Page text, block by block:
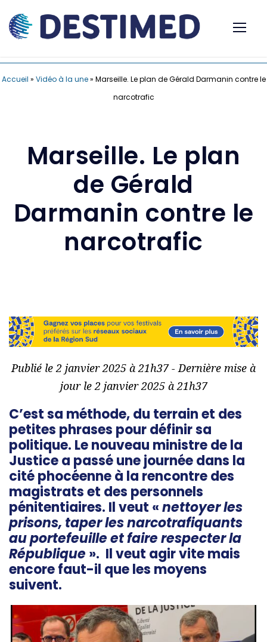
Accueil » Vidéo à la une» Marseille. Le plan de Gérald Darmanin contre le
narcotrafic
Marseille. Le plan
de Gérald
Darmanin contre le
narcotrafic
Publié le 2 janvier 2025 à 21h37 - Dernière mise à
jour le 2 janvier 2025 à 21h37
C’est sa méthode, du terrain et des
petites phrases pour définir sa
politique. Le nouveau ministre de la
Justice a passé une journée dans la
cité phocéenne à la rencontre des
magistrats et des personnels
pénitentiaires. Il veut «nettoyer les
prisons, taper les narcotrafiquants
au portefeuille et faire respecter la
République ». Il veut agir vite mais
encore faut-il que les moyens
suivent.